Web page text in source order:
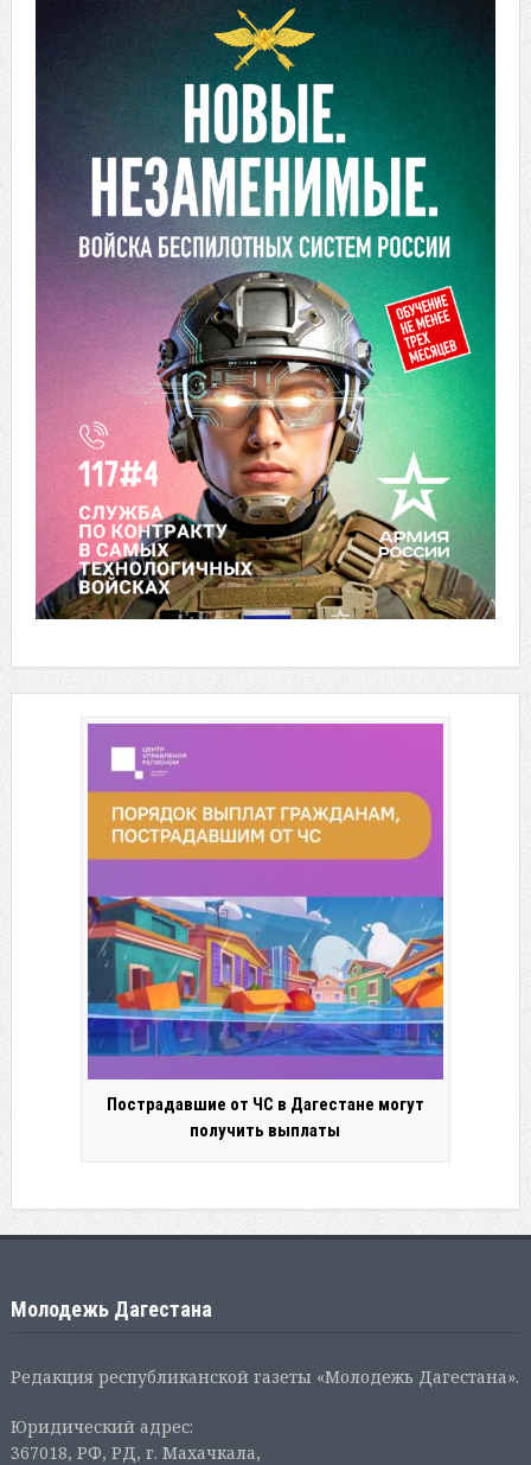
Пострадавшие от ЧС в Дагестане могут
получить выплаты
Молодежь Дагестана
Редакция республиканской газеты «Молодежь Дагестана».
Юридический адрес:
367018, РФ, РД, г. Махачкала,